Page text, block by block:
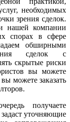
необходимых
зрения сделок.
нашей компании
спорах в сфере
обширными
сделок с
скрытые риски
вы можете
можете заказать
получаете
уточняющие